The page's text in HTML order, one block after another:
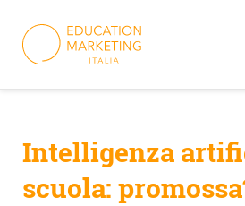
content
Intelligenza
scuola: